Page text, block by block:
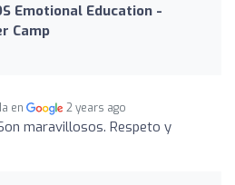
Emotional Education -
Camp
en 2 years ago
maravillosos. Respeto y